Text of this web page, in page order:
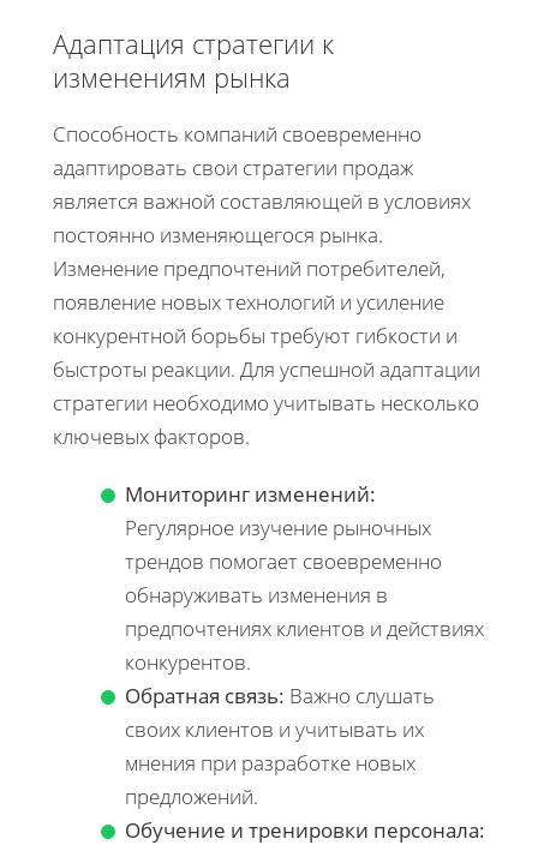
Адаптация стратегии к
изменениям рынка
Способность компаний своевременно
адаптировать свои стратегии продаж
является важной составляющей в условиях
постоянно изменяющегося рынка.
Изменение предпочтений потребителей,
появление новых технологий и усиление
конкурентной борьбы требуют гибкости и
быстроты реакции. Для успешной адаптации
стратегии необходимо учитывать несколько
ключевых факторов.
Мониторинг изменений:
Регулярное изучение рыночных
трендов помогает своевременно
обнаруживать изменения в
предпочтениях клиентов и действиях
конкурентов.
Обратная связь: Важно слушать
своих клиентов и учитывать их
мнения при разработке новых
предложений.
Обучение и тренировки персонала: